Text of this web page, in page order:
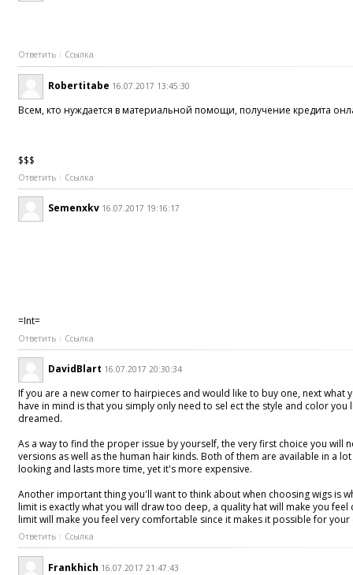
Ответить Ссылка
Robertitabe 16.07.2017 13:45:30
Всем, кто нуждается в материальной помощи, получение кредита
$$$
Ответить Ссылка
Semenxkv 16.07.2017 19:16:17
=Int=
Ответить Ссылка
DavidBlart 16.07.2017 20:30:34
If you are a new comer to hairpieces and would like to buy one, next what
have in mind is that you simply only need to sel ect the style and color
dreamed.
As a way to find the proper issue by yourself, the very first choice you
versions as well as the human hair kinds. Both of them are available in a
looking and lasts more time, yet it's more expensive.
Another important thing you'll want to think about when choosing wigs is
limit is exactly what you will draw too deep, a quality hat will make you
limit will make you feel very comfortable since it makes it possible for
Ответить Ссылка
Frankhich 16.07.2017 21:47:43